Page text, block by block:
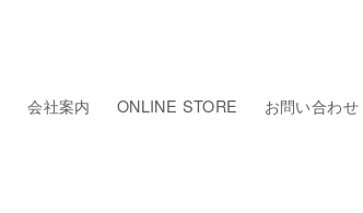
会社案内 ONLINE STORE お問い合わせ